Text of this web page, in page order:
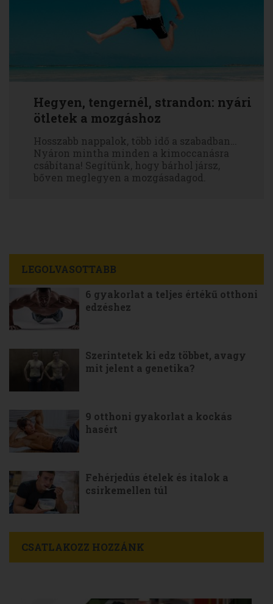
Hegyen, tengernél, strandon: nyári
ötletek a mozgáshoz
Hosszabb nappalok, több idő a szabadban…
Nyáron mintha minden a kimoccanásra
csábítana! Segítünk, hogy bárhol jársz,
bőven meglegyen a mozgásadagod.
LEGOLVASOTTABB
6 gyakorlat a teljes értékű otthoni
edzéshez
Szerintetek ki edz többet, avagy
mit jelent a genetika?
9 otthoni gyakorlat a kockás
hasért
Fehérjedús ételek és italok a
csirkemellen túl
CSATLAKOZZ HOZZÁNK